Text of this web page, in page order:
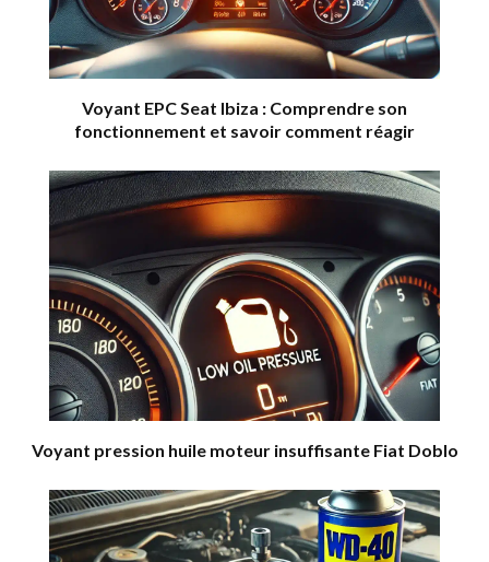
Voyant EPC Seat Ibiza : Comprendre son
fonctionnement et savoir comment réagir
Voyant pression huile moteur insuffisante Fiat Doblo